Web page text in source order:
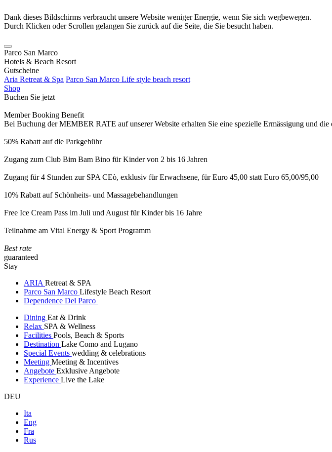
Dank dieses Bildschirms verbraucht unsere Website weniger Energie, wenn Sie sich wegbewegen.
Durch Klicken oder Scrollen gelangen Sie zurück auf die Seite, die Sie besucht haben.
Parco San Marco
Hotels & Beach Resort
Gutscheine
Aria Retreat & Spa Parco San Marco Life style beach resort
Shop
Buchen Sie jetzt
Member Booking Benefit
Bei Buchung der MEMBER RATE auf unserer Website erhalten Sie eine spezielle Ermässigung und
50% Rabatt auf die Parkgebühr
Zugang zum Club Bim Bam Bino für Kinder von 2 bis 16 Jahren
Zugang für 4 Stunden zur SPA CEò, exklusiv für Erwachsene, für Euro 45,00 statt Euro 65,00/95,00
10% Rabatt auf Schönheits- und Massagebehandlungen
Free Ice Cream Pass im Juli und August für Kinder bis 16 Jahre
Teilnahme am Vital Energy & Sport Programm
Best rate
guaranteed
Stay
ARIA Retreat & SPA
Parco San Marco Lifestyle Beach Resort
Dependence Del Parco
Dining Eat & Drink
Relax SPA & Wellness
Facilities Pools, Beach & Sports
Destination Lake Como and Lugano
Special Events wedding & celebrations
Meeting Meeting & Incentives
Angebote Exklusive Angebote
Experience Live the Lake
DEU
Ita
Eng
Fra
Rus